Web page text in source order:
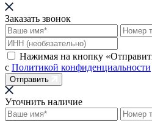
Заказать звонок
Нажимая на кнопку
с Политикой конфиденциальности
Отправить
Уточнить наличие